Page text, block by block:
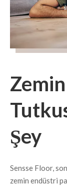
Şey
Sensse Floor,
zemin endüstri